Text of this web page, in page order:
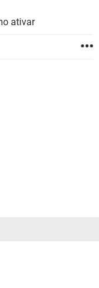
ativar